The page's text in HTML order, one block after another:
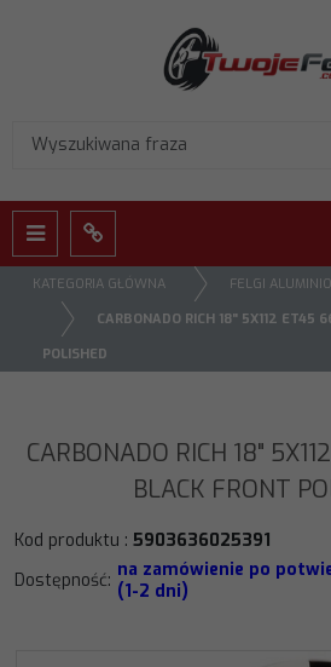
Menu Panel
KATEGORIA GŁÓWNA
FELGI
CARBONADO RICH 18" 5X112 ET45
POLISHED
CARBONADO RICH 18"
BLACK FRONT
Kod produktu : 5903636025391
Dostępność: na zamówienie po
(1-2 dni)